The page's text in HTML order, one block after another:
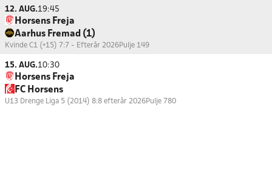
12. AUG.19:45
Horsens Freja
Aarhus Fremad (1)
Kvinde C1 (+15) 7:7 - Efterår 2026Pulje 149
15. AUG.10:30
Horsens Freja
FC Horsens
U13 Drenge Liga 5 (2014) 8:8 efterår 2026Pulje 780